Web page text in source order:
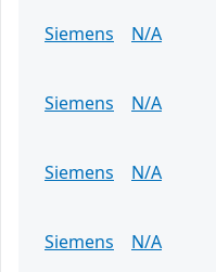
Siemens
N/A
Siemens
N/A
Siemens
N/A
Siemens
N/A